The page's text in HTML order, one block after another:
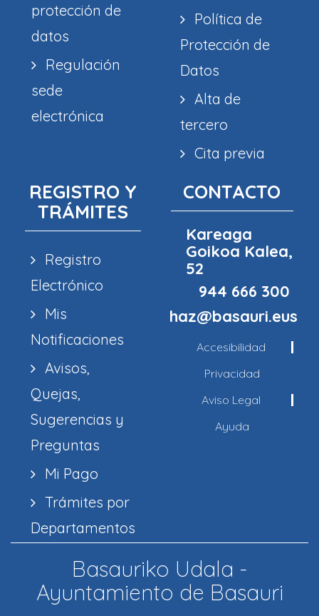
protección de
datos
Regulación
sede
electrónica
Política de
Protección de
Datos
Alta de
tercero
Cita previa
REGISTRO Y
TRÁMITES
Registro
Electrónico
Mis
Notificaciones
Avisos,
Quejas,
Sugerencias y
Preguntas
Mi Pago
Trámites por
Departamentos
CONTACTO
Kareaga
Goikoa Kalea,
52
944 666 300
haz@basauri.eus
Accesibilidad
Privacidad
Aviso Legal
Ayuda
Basauriko Udala -
Ayuntamiento de Basauri